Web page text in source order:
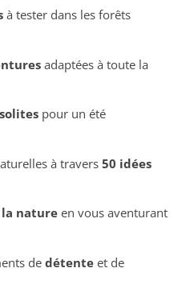
à tester dans les forêts
adaptées à toute la
pour un été
à travers 50 idées
la natureen vous aventurant
de détenteet de